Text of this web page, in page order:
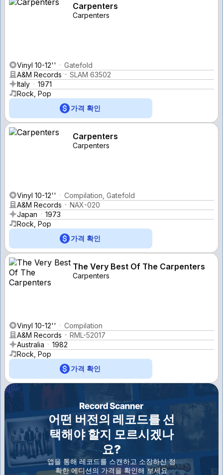
Carpenters
Carpenters
Vinyl 10-12''
Gatefold
A&M Records
SLAM 63502
Italy
1971
Rock, Pop
가격 확인
Carpenters
Carpenters
Vinyl 10-12''
Compilation, Gatefold
A&M Records
NAX-020
Japan
1973
Rock, Pop
가격 확인
The Very Best Of The Carpenters
Carpenters
Vinyl 10-12''
Compilation
A&M Records
RML-52017
Australia
1982
Rock, Pop
가격 확인
어떤 버전의 레코드를 선
택해야 할지 모르시겠나
요?
앱을 통해 레코드를 스캔하고 소장하신 정
확한 에디션의 가격을 확인해 보세요